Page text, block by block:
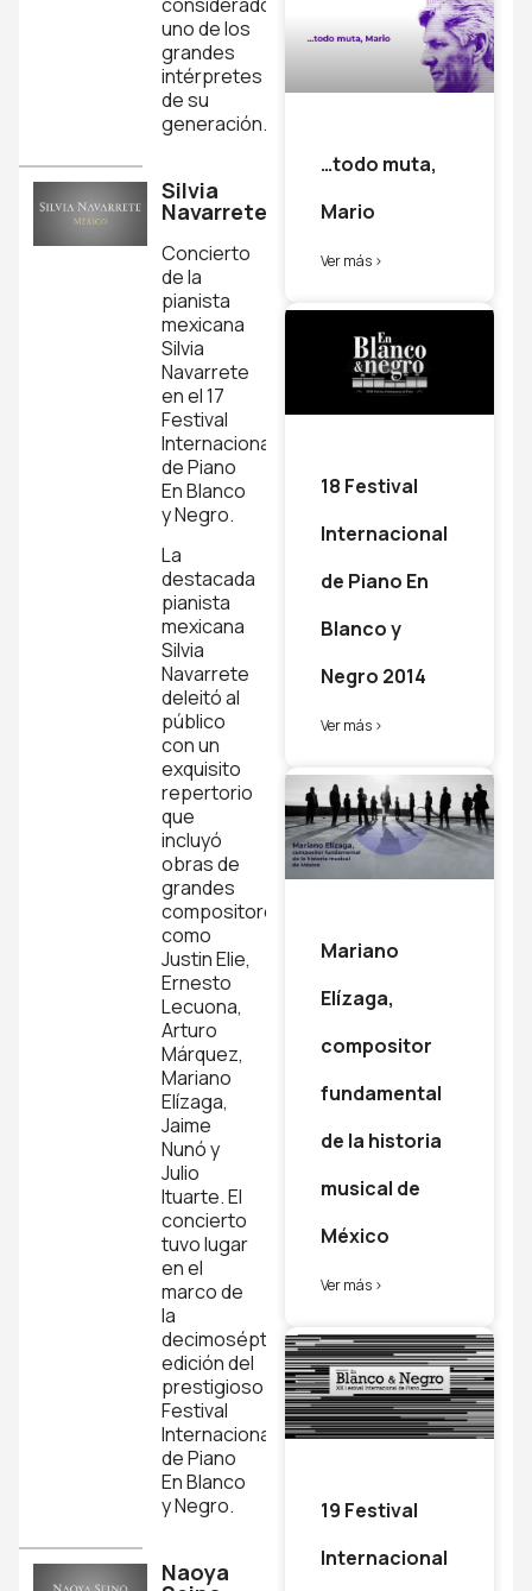
uno de los
grandes
intérpretes
de su
generación.
Silvia
Navarrete
Concierto
de la
pianista
mexicana
Silvia
Navarrete
en el 17
Festival
Internacional
de Piano
En Blanco
y Negro.
La
destacada
pianista
mexicana
Silvia
Navarrete
deleitó al
público
con un
exquisito
repertorio
que
incluyó
obras de
grandes
compositores
como
Justin Elie,
Ernesto
Lecuona,
Arturo
Márquez,
Mariano
Elízaga,
Jaime
Nunó y
Julio
Ituarte. El
concierto
tuvo lugar
en el
marco de
la
decimoséptima
edición del
prestigioso
Festival
Internacional
de Piano
En Blanco
y Negro.
Naoya
Capítulo
8
Goyescas
maja y
el
Capítulo
amor
Granados
Capítulo
11
Rapsodia
…todo muta,
Mario
Ver más >
18 Festival
Internacional
de Piano En
Blanco y
Negro 2014
Ver más >
Mariano
Elízaga,
compositor
fundamental
de la historia
musical de
México
Ver más >
19 Festival
Internacional